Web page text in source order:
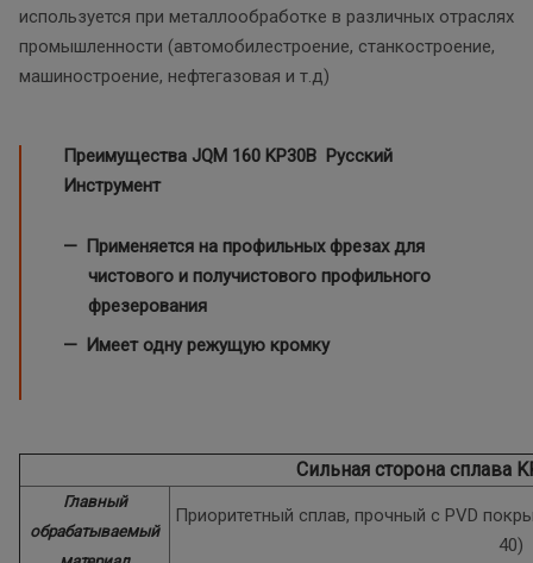
используется при металлообработке в различных отраслях
промышленности (автомобилестроение, станкостроение,
машиностроение, нефтегазовая и т.д)
Преимущества JQM 160 KP30B Русский
Инструмент
Применяется на профильных фрезах для
чистового и получистового профильного
фрезерования
Имеет одну режущую кромку
Сильная сторона сплава
Главный
обрабатываемый
Приоритетный сплав, прочный с PVD
40)